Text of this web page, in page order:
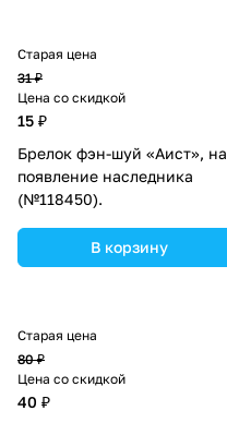
Старая цена
31 ₽
Цена со скидкой
15 ₽
Брелок фэн-шуй «Аист», на
появление наследника
(№118450).
В корзину
Старая цена
80 ₽
Цена со скидкой
40 ₽